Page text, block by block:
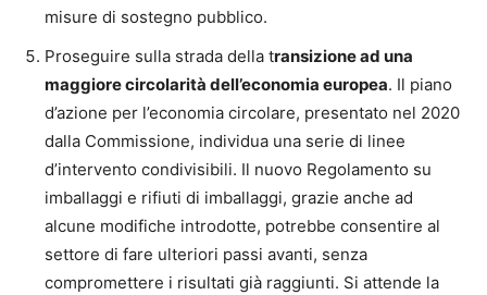
misure di sostegno pubblico.
Proseguire sulla strada della transizione ad una
maggiore circolarità dell’economia europea. Il piano
d’azione per l’economia circolare, presentato nel 2020
dalla Commissione, individua una serie di linee
d’intervento condivisibili. Il nuovo Regolamento su
imballaggi e rifiuti di imballaggi, grazie anche ad
alcune modifiche introdotte, potrebbe consentire al
settore di fare ulteriori passi avanti, senza
compromettere i risultati già raggiunti. Si attende la